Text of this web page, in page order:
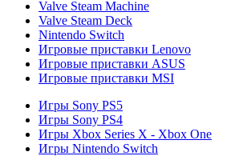
Valve Steam Machine
Valve Steam Deck
Nintendo Switch
Игровые приставки Lenovo
Игровые приставки ASUS
Игровые приставки MSI
Игры Sony PS5
Игры Sony PS4
Игры Xbox Series X - Xbox One
Игры Nintendo Switch